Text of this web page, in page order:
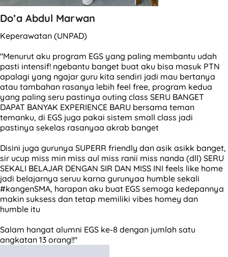
Do’a Abdul Marwan
Keperawatan (UNPAD)
"Menurut aku program EGS yang paling membantu udah
pasti intensif! ngebantu banget buat aku bisa masuk PTN
apalagi yang ngajar guru kita sendiri jadi mau bertanya
atau tambahan rasanya lebih feel free, program kedua
yang paling seru pastinya outing class SERU BANGET
DAPAT BANYAK EXPERIENCE BARU bersama teman
temanku, di EGS juga pakai sistem small class jadi
pastinya sekelas rasanyaa akrab banget
Disini juga gurunya SUPERR friendly dan asik asikk banget,
sir ucup miss min miss aul miss ranii miss nanda (dll) SERU
SEKALI BELAJAR DENGAN SIR DAN MISS INI feels like home
jadi belajarnya seruu karna gurunyaa humble sekali
#kangenSMA, harapan aku buat EGS semoga kedepannya
makin suksess dan tetap memiliki vibes homey dan
humble itu
Salam hangat alumni EGS ke-8 dengan jumlah satu
angkatan 13 orang!!"